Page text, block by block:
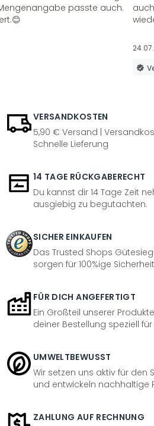
passte auch.
VERSANDKOSTEN
5,90 € Versand |
Schnelle Lieferung
14 TAGE RÜCKGABERECHT
Du kannst dir 14 Tage Zeit
ausgiebig zu begutachten.
SICHER EINKAUFEN
Das Trusted Shops
sorgen für 100%ige
FÜR DICH ANGEFERTIGT
Ein Großteil unserer
deiner Bestellung speziell
UMWELTBEWUSST
Wir setzen uns aktiv für den
und entwickeln nachhaltige
ZAHLUNG AUF RECHNUNG